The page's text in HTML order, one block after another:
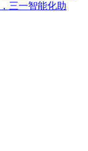
三一智能化助